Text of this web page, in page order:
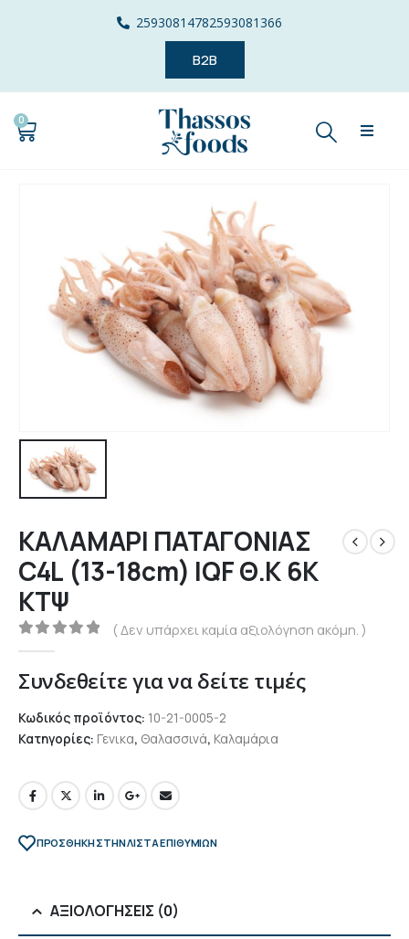
25930814782593081366
B2B
0
ΚΑΛΑΜΑΡΙ ΠΑΤΑΓΟΝΙΑΣ
C4L (13-18cm) IQF Θ.Κ 6Κ
ΚΤΨ
0out of 5
( Δεν υπάρχει καμία αξιολόγηση ακόμη. )
Συνδεθείτε για να δείτε τιμές
Κωδικός προϊόντος: 10-21-0005-2
Κατηγορίες: Γενικα, Θαλασσινά, Καλαμάρια
ΠΡΌΣΘΉΚΗ ΣΤΗΝ ΛΊΣΤΑ ΕΠΙΘΥΜΙΏΝ
ΑΞΙΟΛΟΓΉΣΕΙΣ (0)